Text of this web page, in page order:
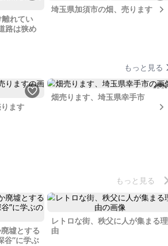
れてい
路は狭め
埼玉県加須市の畑、売ります
もっと見る
ます
畑売ります、埼玉県幸手市
もっと見る
墟とする
谷”に学ぶ
レトロな街、秩父に人が集まる理
由